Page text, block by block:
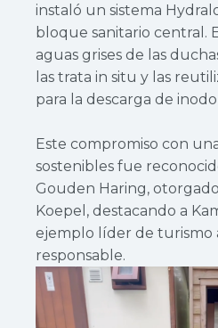
instaló un sistema
bloque sanitario central.
aguas grises de las
las trata in situ y las
para la descarga de
Este compromiso con
sostenibles fue
Gouden Haring,
Koepel, destacando a
ejemplo líder de turismo
responsable.